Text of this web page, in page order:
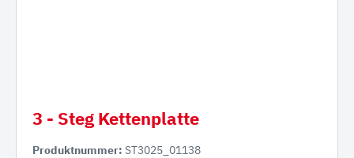
3 - Steg Kettenplatte
Produktnummer: ST3025_01138